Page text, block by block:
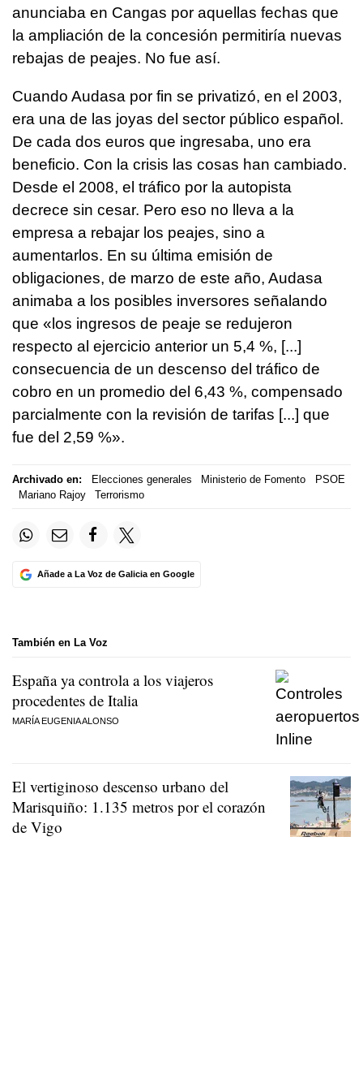
anunciaba en Cangas por aquellas fechas que
la ampliación de la concesión permitiría nuevas
rebajas de peajes. No fue así.
Cuando Audasa por fin se privatizó, en el 2003,
era una de las joyas del sector público español.
De cada dos euros que ingresaba, uno era
beneficio. Con la crisis las cosas han cambiado.
Desde el 2008, el tráfico por la autopista
decrece sin cesar. Pero eso no lleva a la
empresa a rebajar los peajes, sino a
aumentarlos. En su última emisión de
obligaciones, de marzo de este año, Audasa
animaba a los posibles inversores señalando
que «los ingresos de peaje se redujeron
respecto al ejercicio anterior un 5,4 %, [...]
consecuencia de un descenso del tráfico de
cobro en un promedio del 6,43 %, compensado
parcialmente con la revisión de tarifas [...] que
fue del 2,59 %».
Archivado en: Elecciones generales Ministerio de Fomento
PSOE
Mariano Rajoy
Terrorismo
Añade a La Voz de Galicia en Google
También en La Voz
España ya controla a los viajeros
procedentes de Italia
MARÍA EUGENIA ALONSO
El vertiginoso descenso urbano del
Marisquiño: 1.135 metros por el corazón
de Vigo